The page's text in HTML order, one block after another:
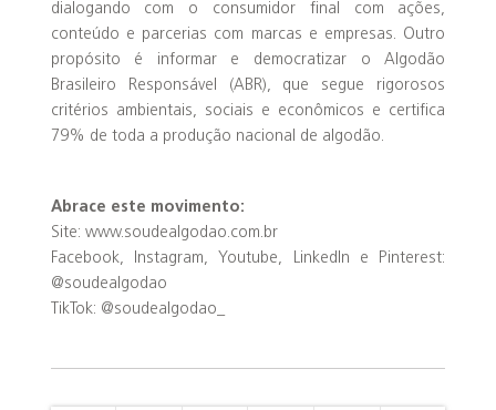
dialogando com o consumidor final com ações,
conteúdo e parcerias com marcas e empresas. Outro
propósito é informar e democratizar o Algodão
Brasileiro Responsável (ABR), que segue rigorosos
critérios ambientais, sociais e econômicos e certifica
79% de toda a produção nacional de algodão.
Abrace este movimento:
Site: www.soudealgodao.com.br
Facebook, Instagram, Youtube, LinkedIn e Pinterest:
@soudealgodao
TikTok: @soudealgodao_